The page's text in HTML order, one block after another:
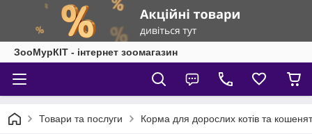
ЗооМурКІТ - інтернет зоомагазин
Товари та послуги Корма для дорослих котів та кошенят